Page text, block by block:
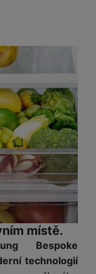
místě.
Bespoke
technologií